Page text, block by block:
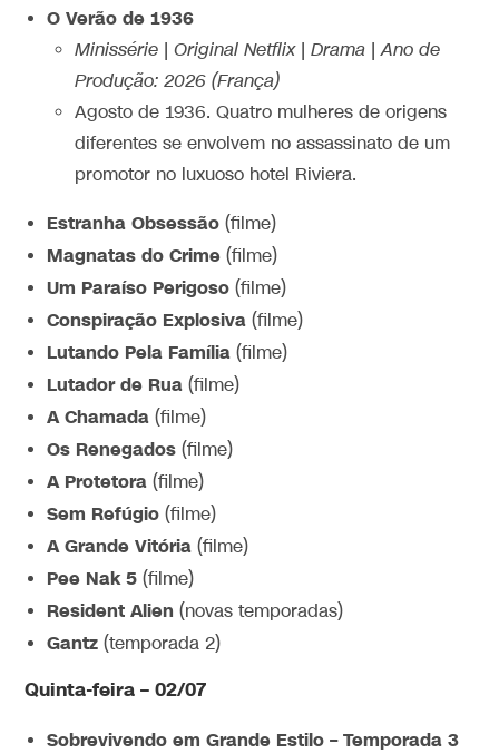
O Verão de 1936
Minissérie | Original Netflix | Drama | Ano de
Produção: 2026 (França)
Agosto de 1936. Quatro mulheres de origens
diferentes se envolvem no assassinato de um
promotor no luxuoso hotel Riviera.
Estranha Obsessão (filme)
Magnatas do Crime (filme)
Um Paraíso Perigoso (filme)
Conspiração Explosiva (filme)
Lutando Pela Família (filme)
Lutador de Rua (filme)
A Chamada (filme)
Os Renegados (filme)
A Protetora (filme)
Sem Refúgio (filme)
A Grande Vitória (filme)
Pee Nak 5 (filme)
Resident Alien (novas temporadas)
Gantz (temporada 2)
Quinta-feira – 02/07
Sobrevivendo em Grande Estilo – Temporada 3